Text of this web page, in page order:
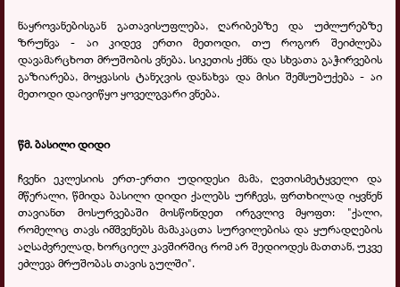
ნაყროვანებისგან გათავისუფლება, ღარიბებზე და უძლურებზე
ზრუნვა - აი კიდევ ერთი მეთოდი, თუ როგორ შეიძლება
დავამარცხოთ მრუშობის ვნება. სიკეთის ქმნა და სხვათა გაჭირვების
გაზიარება, მოყვასის ტანჯვის დანახვა და მისი შემსუბუქება - აი
მეთოდი დაივიწყო ყოველგვარი ვნება.
წმ. ბასილი დიდი
ჩვენი ეკლესიის ერთ-ერთი უდიდესი მამა, ღვთისმეტყველი და
მწერალი, წმიდა ბასილი დიდი ქალებს ურჩევს, ფრთხილად იყვნენ
თავიანთ მოსურვებაში მოსწონდეთ ირგვლივ მყოფთ: "ქალი,
რომელიც თავს იმშვენებს მამაკაცთა სურვილებისა და ყურადღების
აღსაძვრელად, ხორციელ კავშირშიც რომ არ შედიოდეს მათთან, უკვე
ეძლევა მრუშობას თავის გულში".